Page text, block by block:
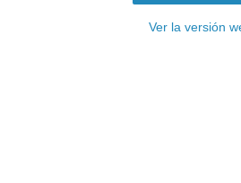
Ver la versión